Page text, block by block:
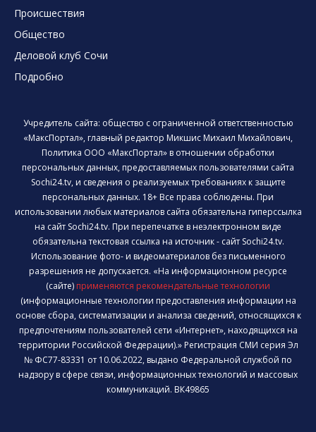
Происшествия
Общество
Деловой клуб Сочи
Подробно
Учредитель сайта: общество с ограниченной ответственностью
«МаксПортал», главный редактор Микшис Михаил Михайлович,
Политика ООО «МаксПортал» в отношении обработки
персональных данных, предоставляемых пользователями сайта
Sochi24.tv, и сведения о реализуемых требованиях к защите
персональных данных. 18+ Все права соблюдены. При
использовании любых материалов сайта обязательна гиперссылка
на сайт Sochi24.tv. При перепечатке в неэлектронном виде
обязательна текстовая ссылка на источник - сайт Sochi24.tv.
Использование фото- и видеоматериалов без письменного
разрешения не допускается. «На информационном ресурсе
(сайте) применяются рекомендательные технологии
(информационные технологии предоставления информации на
основе сбора, систематизации и анализа сведений, относящихся к
предпочтениям пользователей сети «Интернет», находящихся на
территории Российской Федерации).» Регистрация СМИ серия Эл
№ ФС77-83331 от 10.06.2022, выдано Федеральной службой по
надзору в сфере связи, информационных технологий и массовых
коммуникаций. ВК49865